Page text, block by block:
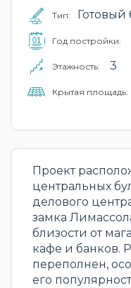
Тип:
Год постройки:
Этажность: 3
Крытая площадь:
Проект
центральных
делового
замка
близости от
кафе и банков.
переполнен,
его